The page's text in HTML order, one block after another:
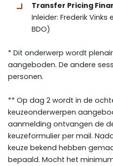
Transfer Pricing
Inleider: Frederik
BDO)
* Dit onderwerp wordt
aangeboden. De andere
personen.
** Op dag 2 wordt in de
keuzeonderwerpen
aanmelding ontvangen de
keuzeformulier per mail.
keuze bekend hebben
bepaald. Mocht het